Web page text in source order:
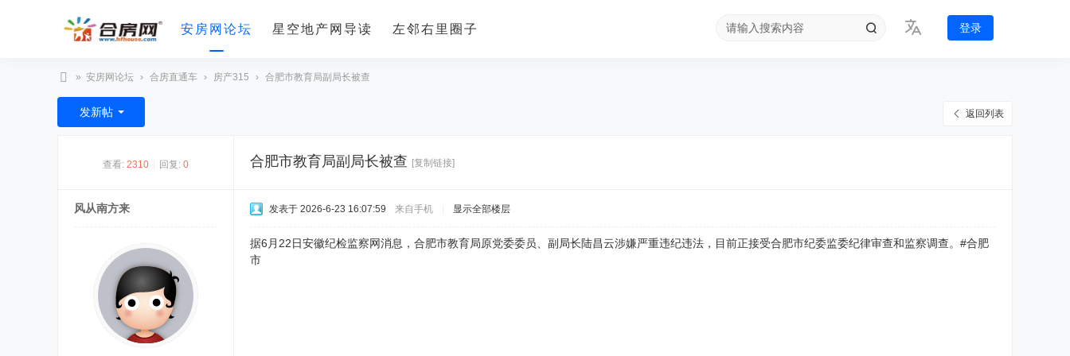
安房网论坛 星空地产网导读 左邻右里圈子 登录
合
房
» 安房网论坛 › 合房直通车 › 房产315 › 合肥市教育局副局长被查
返回列表
发新帖
查看: 2310 回复: 0 合肥市教育局副局长被查 [复制链接]
风从南方来 发表于 2026-6-23 16:07:59 来自手机 显示全部楼层
据6月22日安徽纪检监察网消息，合肥市教育局原党委委员、副局长陆昌云涉嫌严重违纪违法，目前正接受合肥市纪委监委纪律审查和监察调查。#合肥
市